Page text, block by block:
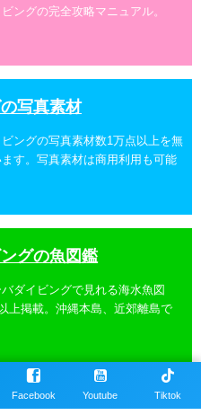
ングの完全攻略マニュアル。
写真素材
ングの写真素材数1万点以上を無
す。写真素材は商用利用も可能
グの魚図鑑
ダイビングで見れる海水魚図
上掲載。沖縄本島、近郊離島で
グスポット
Facebook Youtube Tiktok